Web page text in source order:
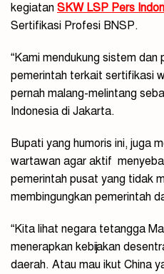
kegiatan SKW LSP Pers
Sertifikasi Profesi BNSP.
“Kami mendukung sistem
pemerintah terkait sertifikasi
pernah malang-melintang
Indonesia di Jakarta.
Bupati yang humoris ini, juga
wartawan agar aktif
pemerintah pusat yang tidak
membingungkan pemerintah
“Kita lihat negara tetangga
menerapkan kebijakan
daerah. Atau mau ikut China